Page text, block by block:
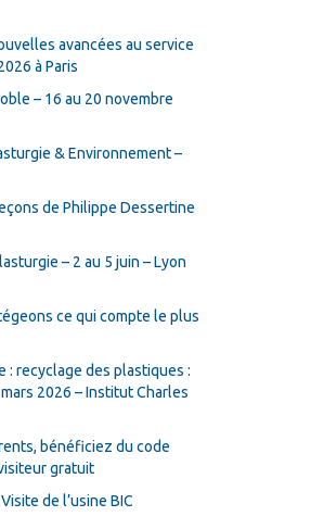
avancées au service
à Paris
– 16 au 20 novembre
& Environnement –
de Philippe Dessertine
– 2 au 5 juin – Lyon
ce qui compte le plus
: recyclage des plastiques :
2026 – Institut Charles
bénéficiez du code
gratuit
de l’usine BIC